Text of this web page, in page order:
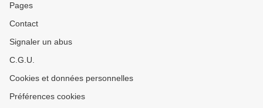
Pages
Contact
Signaler un abus
C.G.U.
Cookies et données personnelles
Préférences cookies